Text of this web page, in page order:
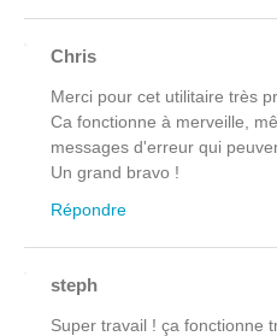
Chris
Merci pour cet utilitaire très
Ca fonctionne à merveille,
messages d'erreur qui
Un grand bravo !
Répondre
steph
Super travail ! ça fonctionne